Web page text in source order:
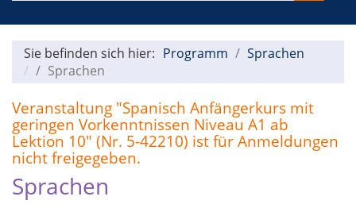
Sie befinden sich hier: Programm
Sprachen
Sprachen
Veranstaltung "Spanisch Anfängerkurs mit
geringen Vorkenntnissen Niveau A1 ab
Lektion 10" (Nr. 5-42210) ist für Anmeldungen
nicht freigegeben.
Sprachen